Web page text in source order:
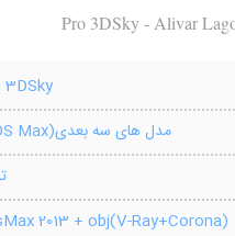
Pro 3DSky - Alivar
3DSky
مدل های سه بعدی(3DS Max)
2013 + obj(V-Ray+Corona)